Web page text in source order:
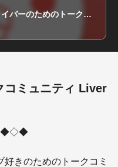
LiverChannel 〜ラブライバーのためのトークアプリ〜
コミュニティ Liver
◇◆◇◆
きのためのトークコミ